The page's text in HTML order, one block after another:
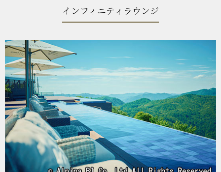
インフィニティラウンジ